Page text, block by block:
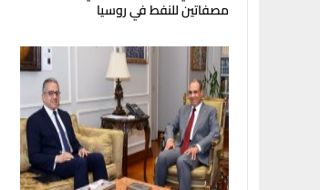
مصفاتين للنفط في روسيا